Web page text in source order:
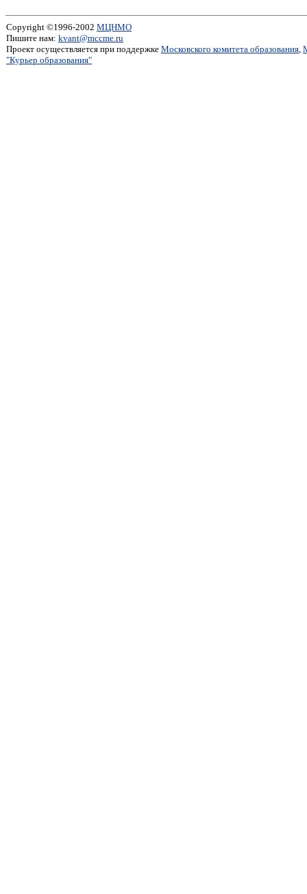
Copyright ©1996-2002 МЦНМО
Пишите нам: kvant@mccme.ru
Проект осуществляется при поддержке Московского комитета образования,
"Курьер образования"